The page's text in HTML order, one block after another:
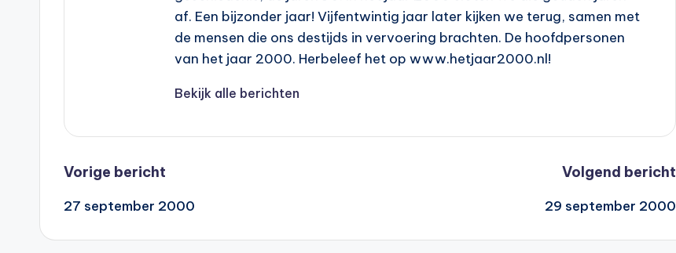
af. Een bijzonder jaar! Vijfentwintig jaar later kijken we terug, samen met
de mensen die ons destijds in vervoering brachten. De hoofdpersonen
van het jaar 2000. Herbeleef het op www.hetjaar2000.nl!
Bekijk alle berichten
Bericht
navigatie
Vorige bericht
27 september 2000
Volgend bericht
29 september 2000